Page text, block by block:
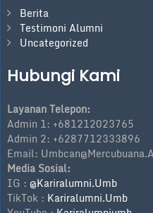
Berita
Testimoni Alumni
Uncategorized
Hubungi Kami
Layanan Telepon:
Admin 1: +681212023765
Admin 2: +6287712333896
Email:
Media Sosial:
IG : @kariralumni.umb
TikTok : Kariralumni.umb